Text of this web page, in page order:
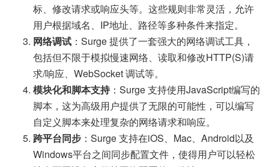
标、修改请求或响应头等。这些规则非常灵活，允许
用户根据域名、IP地址、路径等多种条件来指定。
网络调试 ：Surge 提供了一套强大的网络调试工具，
包括但不限于模拟慢速网络、读取和修改HTTP(S)请
求/响应、WebSocket 调试等。
模块化和脚本支持：Surge 支持使用JavaScript编写的
脚本，这为高级用户提供了无限的可能性，可以编写
自定义脚本来处理复杂的网络请求和响应。
跨平台同步 ：Surge 支持在iOS、Mac、Android以及
Windows平台之间同步配置文件，使得用户可以轻松